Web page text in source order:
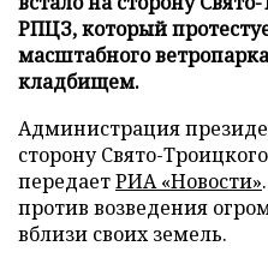
РПЦЗ, который
масштабного
кладбищем.
Администрация
сторону Свято-
передаетРИА «Новости»
против возведения
вблизи своих земель.